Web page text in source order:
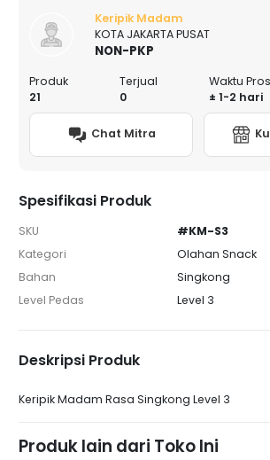
Keripik Madam
KOTA JAKARTA PUSAT
NON-PKP
Produk
21
Terjual
0
Waktu
± 1-2 hari
Chat Mitra
Spesifikasi Produk
SKU
#KM-S3
Kategori
Olahan Snack
Bahan
Singkong
Level Pedas
Level 3
Deskripsi Produk
Keripik Madam Rasa Singkong Level 3
Produk lain dari Toko Ini